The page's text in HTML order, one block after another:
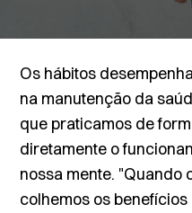
Os hábitos
na manutenção da
que praticamos de
diretamente o
nossa mente. "Quando
colhemos os